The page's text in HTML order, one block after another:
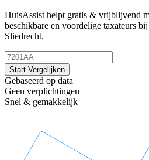
HuisAssist helpt gratis & vrijblijvend
beschikbare en voordelige taxateurs
Sliedrecht.
Start Vergelijken
Gebaseerd op data
Geen verplichtingen
Snel & gemakkelijk